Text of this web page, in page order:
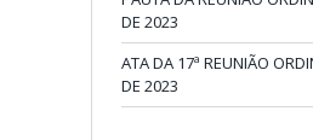
DE 2023
ATA DA 17ª REUNIÃO
DE 2023